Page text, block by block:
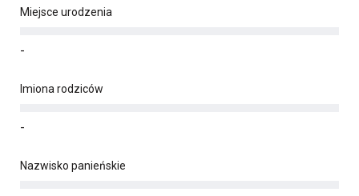
Miejsce urodzenia
-
Imiona rodziców
-
Nazwisko panieńskie